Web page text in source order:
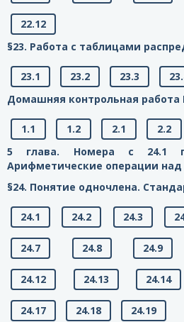
22.12
§23. Работа с таблицами
23.1 23.2 23.3
Домашняя контрольная работа
1.1 1.2 2.1
2.2
5 глава. Номера с 24.1
Арифметические операции
§24. Понятие одночлена.
24.1 24.2 24.3
24.7 24.8 24.9
24.12 24.13 24.14
24.17 24.18
24.19